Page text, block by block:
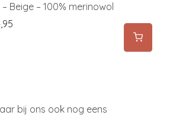
Beige – 100% merinowol
bij ons ook nog eens